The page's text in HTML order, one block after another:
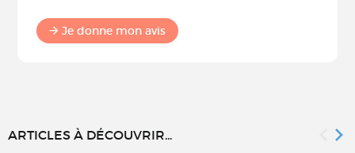
Je donne mon avis
ARTICLES À DÉCOUVRIR...